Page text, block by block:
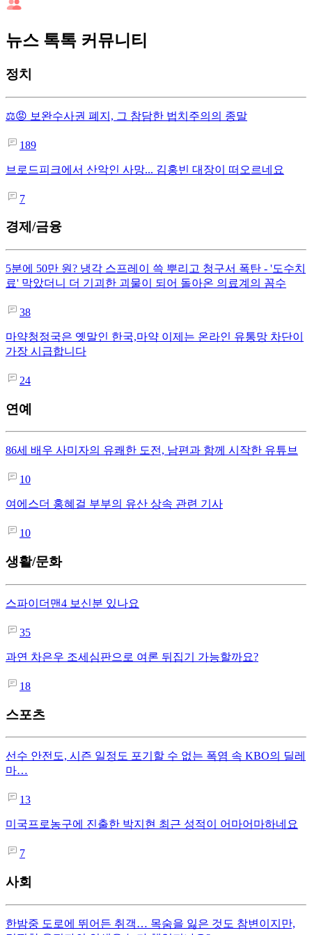
뉴스 톡톡 커뮤니티
정치
⚖️😡 보완수사권 폐지, 그 참담한 법치주의의 종말
189
브로드피크에서 산악인 사망... 김홍빈 대장이 떠오르네요
7
경제/금융
5분에 50만 원? 냉각 스프레이 쓱 뿌리고 청구서 폭탄 - '도수치
료' 막았더니 더 기괴한 괴물이 되어 돌아온 의료계의 꼼수
38
마약청정국은 옛말인 한국,마약 이제는 온라인 유통망 차단이
가장 시급합니다
24
연예
86세 배우 사미자의 유쾌한 도전, 남편과 함께 시작한 유튜브
10
여에스더 홍혜걸 부부의 유산 상속 관련 기사
10
생활/문화
스파이더맨4 보신분 있나요
35
과연 차은우 조세심판으로 여론 뒤집기 가능할까요?
18
스포츠
선수 안전도, 시즌 일정도 포기할 수 없는 폭염 속 KBO의 딜레
마…
13
미국프로농구에 진출한 박지현 최근 성적이 어마어마하네요
7
사회
한밤중 도로에 뛰어든 취객… 목숨을 잃은 것도 참변이지만,